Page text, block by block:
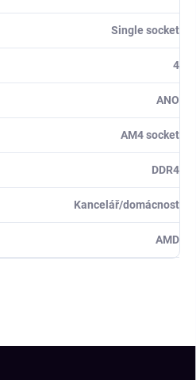
Single socket
4
ANO
AM4 socket
DDR4
Kancelář/domácnost
AMD